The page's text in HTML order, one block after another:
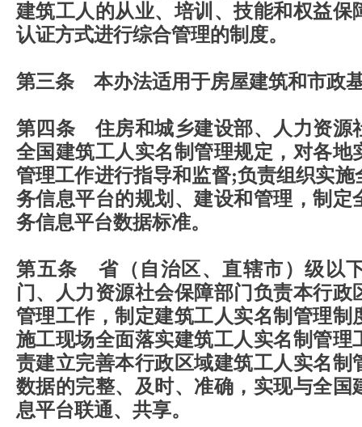
建筑工人的从业、培训、技能和权益保
认证方式进行综合管理的制度。
第三条 本办法适用于房屋建筑和市政
第四条 住房和城乡建设部、人力资源
全国建筑工人实名制管理规定，对各地
管理工作进行指导和监督;负责组织实施
务信息平台的规划、建设和管理，制定
务信息平台数据标准。
第五条 省（自治区、直辖市）级以
门、人力资源社会保障部门负责本行政
管理工作，制定建筑工人实名制管理制
施工现场全面落实建筑工人实名制管理
责建立完善本行政区域建筑工人实名制
数据的完整、及时、准确，实现与全国
息平台联通、共享。